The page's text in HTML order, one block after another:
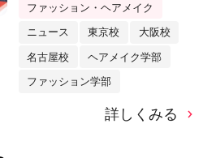
ファッション・ヘアメイク
ニュース 東京校 大阪校
名古屋校 ヘアメイク学部
ファッション学部
詳しくみる